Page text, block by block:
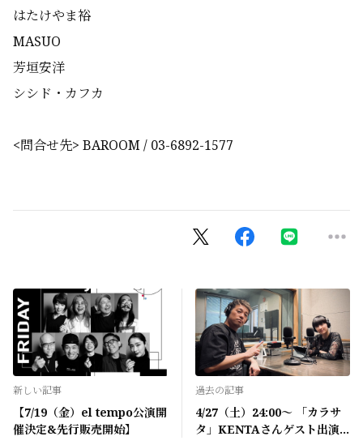
はたけやま裕
MASUO
芳垣安洋
シシド・カフカ
<問合せ先> BAROOM / 03-6892-1577
新しい記事
【7/19（金）el tempo公演開
催決定&先行販売開始】
過去の記事
4/27（土）24:00〜 「カラサ
タ」KENTAさんゲスト出演